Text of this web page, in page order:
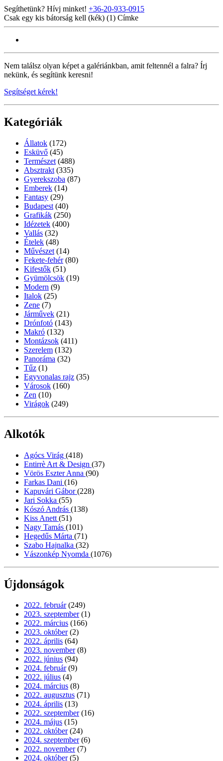
Segíthetünk? Hívj minket! +36-20-933-0915
Csak egy kis bátorság kell (kék) (1) Címke
Nem találsz olyan képet a galériánkban, amit feltennél a falra? Írj
nekünk, és segítünk keresni!
Segítséget kérek!
Kategóriák
Állatok (172)
Esküvő (45)
Természet (488)
Absztrakt (335)
Gyerekszoba (87)
Emberek (14)
Fantasy (29)
Budapest (40)
Grafikák (250)
Idézetek (400)
Vallás (32)
Ételek (48)
Művészet (14)
Fekete-fehér (80)
Kifestők (51)
Gyümölcsök (19)
Modern (9)
Italok (25)
Zene (7)
Járművek (21)
Drónfotó (143)
Makró (132)
Montázsok (411)
Szerelem (132)
Panoráma (32)
Tűz (1)
Egyvonalas rajz (35)
Városok (160)
Zen (10)
Virágok (249)
Alkotók
Agócs Virág (418)
Entirrè Art & Design (37)
Vörös Eszter Anna (90)
Farkas Dani (16)
Kapuvári Gábor(228)
Jari Sokka (55)
Kószó András (138)
Kiss Anett (51)
Nagy Tamás (101)
Hegedűs Márta (71)
Szabo Hajnalka (32)
Vászonkép Nyomda (1076)
Újdonságok
2022. február (249)
2023. szeptember (1)
2022. március (166)
2023. október (2)
2022. április (64)
2023. november (8)
2022. június (94)
2024. február (9)
2022. július (4)
2024. március (8)
2022. augusztus (71)
2024. április (13)
2022. szeptember (16)
2024. május (15)
2022. október (24)
2024. szeptember (6)
2022. november (7)
2024. október (5)